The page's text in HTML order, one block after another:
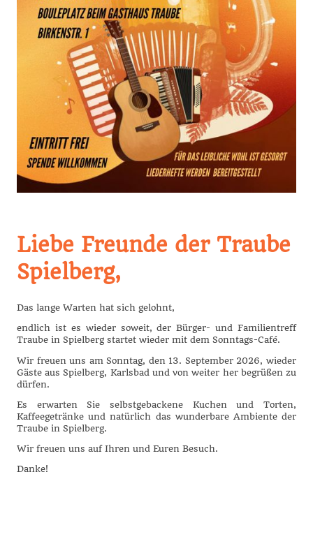
Liebe Freunde der Traube
Spielberg,
Das lange Warten hat sich gelohnt,
endlich ist es wieder soweit, der Bürger- und Familientreff
Traube in Spielberg startet wieder mit dem Sonntags-Café.
Wir freuen uns am Sonntag, den 13. September 2026, wieder
Gäste aus Spielberg, Karlsbad und von weiter her begrüßen zu
dürfen.
Es erwarten Sie selbstgebackene Kuchen und Torten,
Kaffeegetränke und natürlich das wunderbare Ambiente der
Traube in Spielberg.
Wir freuen uns auf Ihren und Euren Besuch.
Danke!